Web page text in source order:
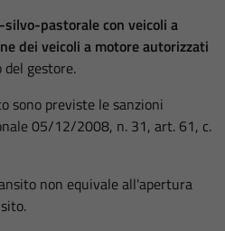
silvo-pastorale con veicoli a
dei veicoli a motore autorizzati
del gestore.
sono previste le sanzioni
05/12/2008, n. 31, art. 61, c.
non equivale all'apertura